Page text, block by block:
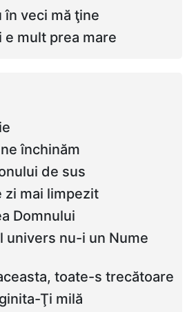
în veci mă ţine
e mult prea mare
închinăm
de sus
zi mai limpezit
Domnului
univers nu-i un Nume
toate-s trecătoare
Ţi milă